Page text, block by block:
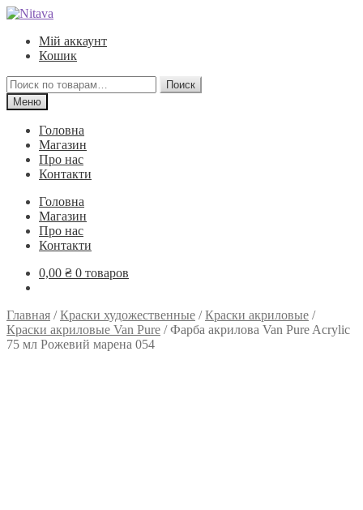
Перейти
навигации
Перейти
содержимому
Мій аккаунт
Кошик
Искать:
Поиск
Меню
Головна
Магазин
Про нас
Контакти
Головна
Магазин
Про нас
Контакти
0,00 ₴ 0 товаров
Главная /Краски художественные /Краски акриловые /
Краски акриловые Van Pure /Фарба акрилова Van Pure Acrylic
75 мл Рожевий марена 054